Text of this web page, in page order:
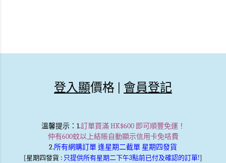
登入顯價格 | 會員登記
溫馨提示：1.訂單買滿 HK$600 即可順豐免運！
仲有600蚊以上結賬自動顯示信用卡免咭費
2.所有網購訂單 逢星期二截單 星期四發貨
[星期四發貨 : 只提供所有星期二下午3點前已付及確認的訂單!]